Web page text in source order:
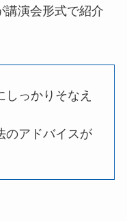
講演会形式で紹介
っかりそなえ
のアドバイスが